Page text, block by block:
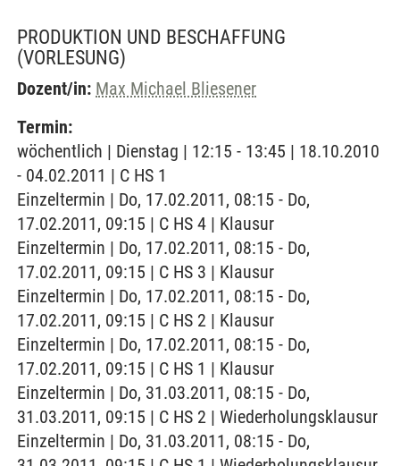
PRODUKTION UND BESCHAFFUNG
(VORLESUNG)
Dozent/in: Max Michael Bliesener
Termin:
wöchentlich | Dienstag | 12:15 - 13:45 | 18.10.2010
- 04.02.2011 | C HS 1
Einzeltermin | Do, 17.02.2011, 08:15 - Do,
17.02.2011, 09:15 | C HS 4 | Klausur
Einzeltermin | Do, 17.02.2011, 08:15 - Do,
17.02.2011, 09:15 | C HS 3 | Klausur
Einzeltermin | Do, 17.02.2011, 08:15 - Do,
17.02.2011, 09:15 | C HS 2 | Klausur
Einzeltermin | Do, 17.02.2011, 08:15 - Do,
17.02.2011, 09:15 | C HS 1 | Klausur
Einzeltermin | Do, 31.03.2011, 08:15 - Do,
31.03.2011, 09:15 | C HS 2 | Wiederholungsklausur
Einzeltermin | Do, 31.03.2011, 08:15 - Do,